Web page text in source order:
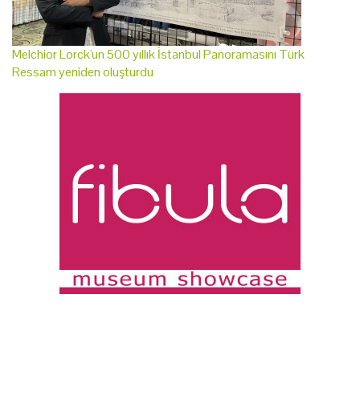
Melchior Lorck'un 500 yıllık İstanbul Panoramasını Türk
Ressam yeniden oluşturdu